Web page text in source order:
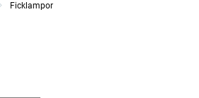
Ficklampor